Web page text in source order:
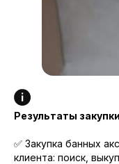
Результаты
✅ Закупка банных
клиента: поиск,